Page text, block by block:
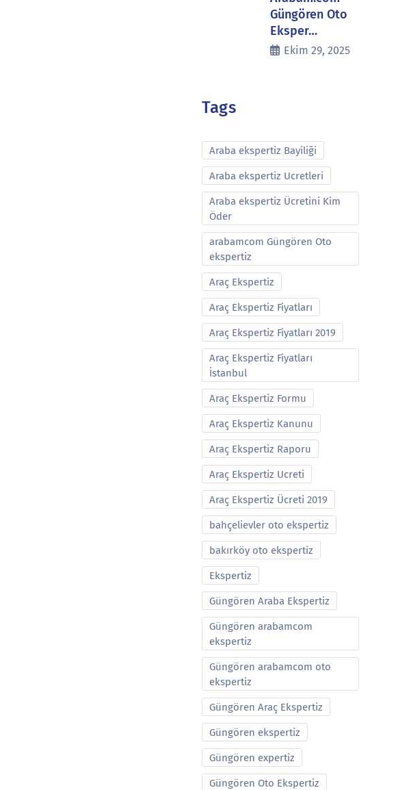
Güngören Oto
Eksper…
Ekim 29, 2025
Tags
Araba ekspertiz Bayiliği
Araba ekspertiz Ucretleri
Araba ekspertiz Ücretini Kim
Öder
arabamcom Güngören Oto
ekspertiz
Araç Ekspertiz
Araç Ekspertiz Fiyatları
Araç Ekspertiz Fiyatları 2019
Araç Ekspertiz Fiyatları
İstanbul
Araç Ekspertiz Formu
Araç Ekspertiz Kanunu
Araç Ekspertiz Raporu
Araç Ekspertiz Ucreti
Araç Ekspertiz Ücreti 2019
bahçelievler oto ekspertiz
bakırköy oto ekspertiz
Ekspertiz
Güngören Araba Ekspertiz
Güngören arabamcom
ekspertiz
Güngören arabamcom oto
ekspertiz
Güngören Araç Ekspertiz
Güngören ekspertiz
Güngören expertiz
Güngören Oto Ekspertiz